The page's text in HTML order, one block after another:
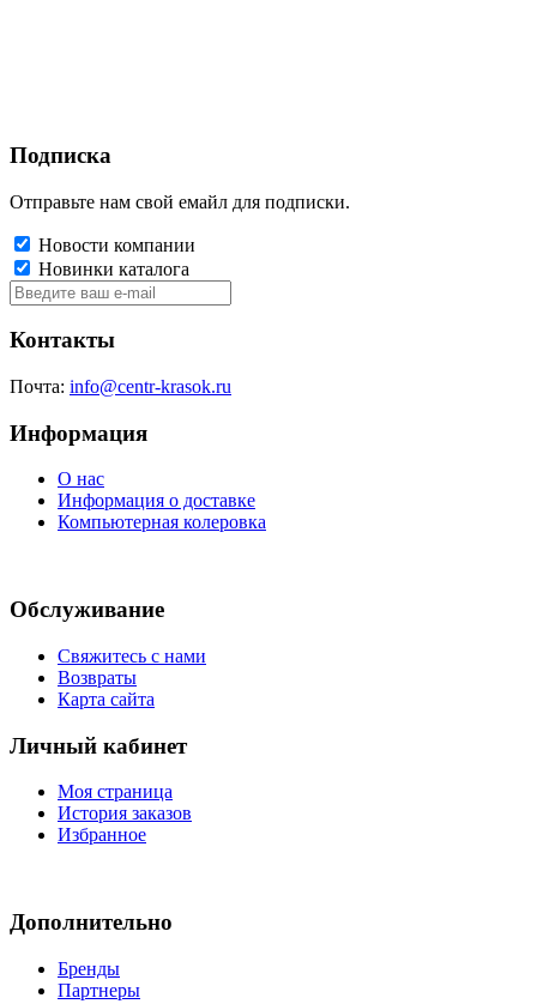
Подписка
Отправьте нам свой емайл для подписки.
Новости компании
Новинки каталога
Контакты
Почта: info@centr-krasok.ru
Информация
О нас
Информация о доставке
Компьютерная колеровка
Обслуживание
Свяжитесь с нами
Возвраты
Карта сайта
Личный кабинет
Моя страница
История заказов
Избранное
Дополнительно
Бренды
Партнеры